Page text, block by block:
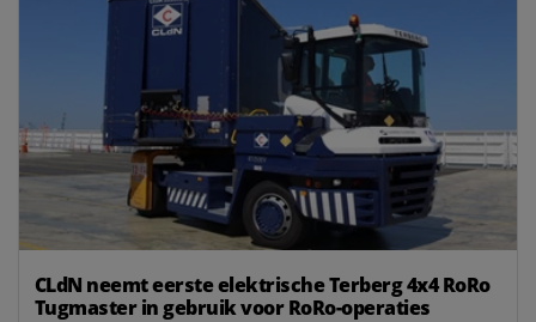
CLdN neemt eerste elektrische Terberg 4x4 RoRo
Tugmaster in gebruik voor RoRo-operaties